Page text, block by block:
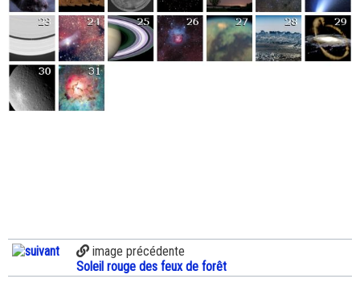
image précédente
Soleil rouge des feux de forêt